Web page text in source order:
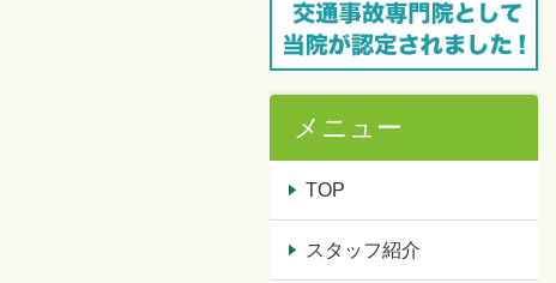
メニュー
TOP
スタッフ紹介